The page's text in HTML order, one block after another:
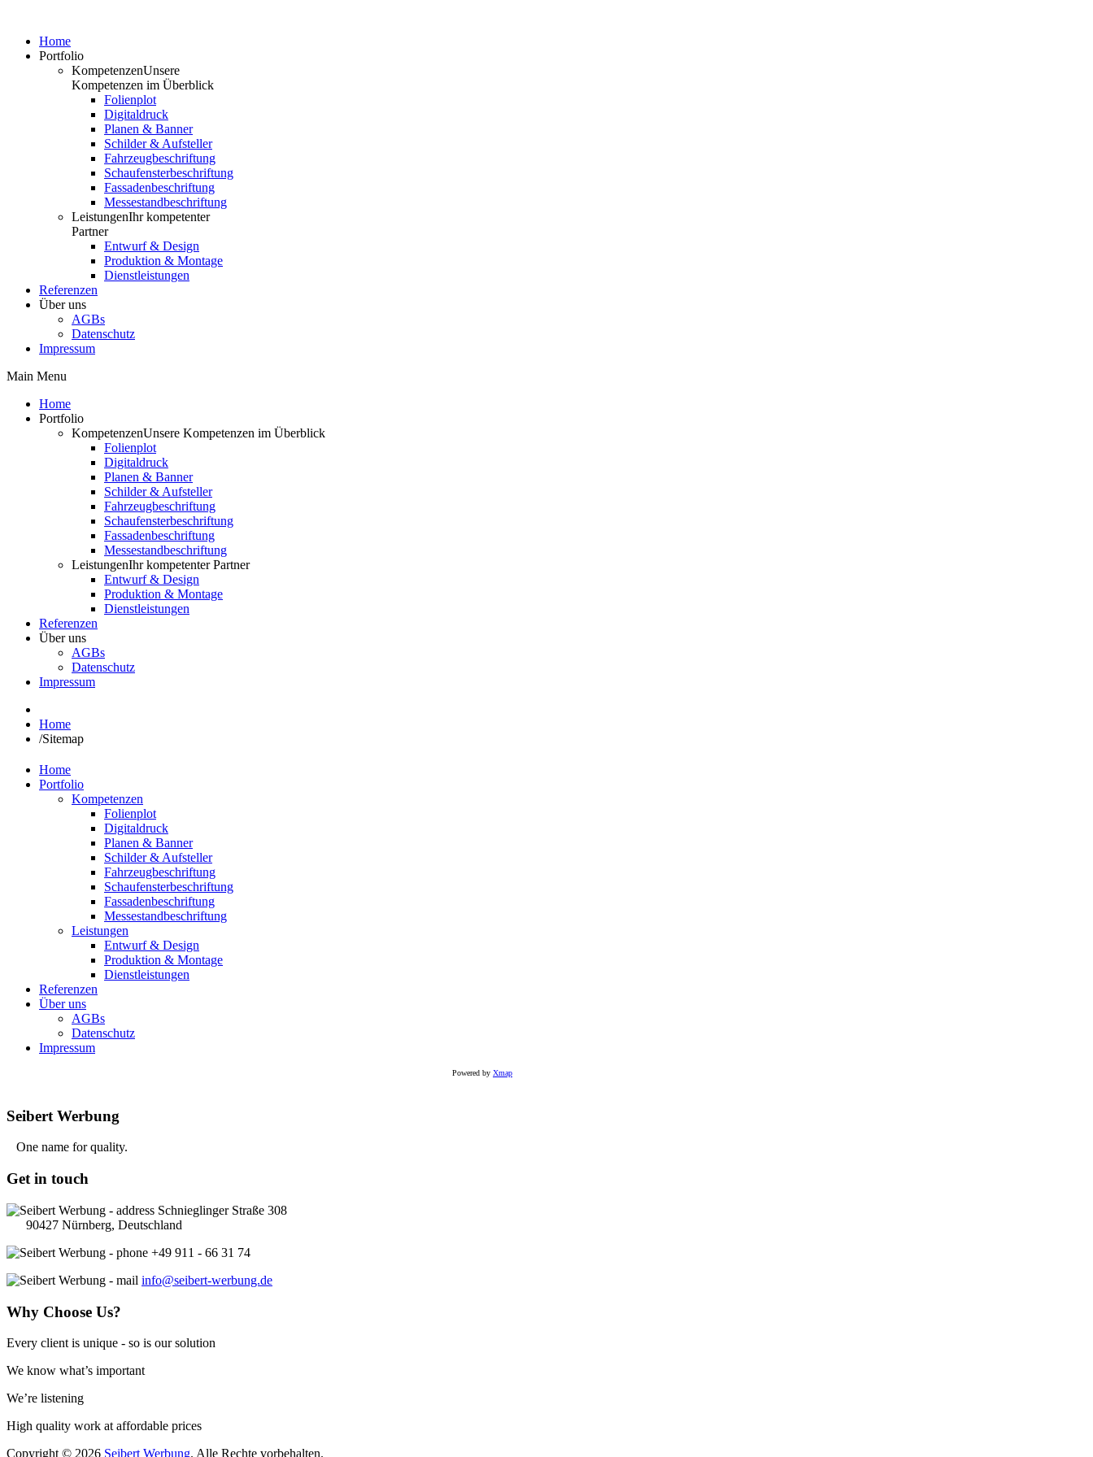
Home
Portfolio
KompetenzenUnsere
Kompetenzen im Überblick
Folienplot
Digitaldruck
Planen & Banner
Schilder & Aufsteller
Fahrzeugbeschriftung
Schaufensterbeschriftung
Fassadenbeschriftung
Messestandbeschriftung
LeistungenIhr kompetenter
Partner
Entwurf & Design
Produktion & Montage
Dienstleistungen
Referenzen
Über uns
AGBs
Datenschutz
Impressum
Main Menu
Home
Portfolio
KompetenzenUnsere Kompetenzen im Überblick
Folienplot
Digitaldruck
Planen & Banner
Schilder & Aufsteller
Fahrzeugbeschriftung
Schaufensterbeschriftung
Fassadenbeschriftung
Messestandbeschriftung
LeistungenIhr kompetenter Partner
Entwurf & Design
Produktion & Montage
Dienstleistungen
Referenzen
Über uns
AGBs
Datenschutz
Impressum
Home
/Sitemap
Home
Portfolio
Kompetenzen
Folienplot
Digitaldruck
Planen & Banner
Schilder & Aufsteller
Fahrzeugbeschriftung
Schaufensterbeschriftung
Fassadenbeschriftung
Messestandbeschriftung
Leistungen
Entwurf & Design
Produktion & Montage
Dienstleistungen
Referenzen
Über uns
AGBs
Datenschutz
Impressum
Powered by Xmap
Seibert Werbung
One name for quality.
Get in touch
Schnieglinger Straße 308
90427 Nürnberg, Deutschland
+49 911 - 66 31 74
info@seibert-werbung.de
Why Choose Us?
Every client is unique - so is our solution
We know what’s important
We’re listening
High quality work at affordable prices
Copyright © 2026 Seibert Werbung. Alle Rechte vorbehalten.